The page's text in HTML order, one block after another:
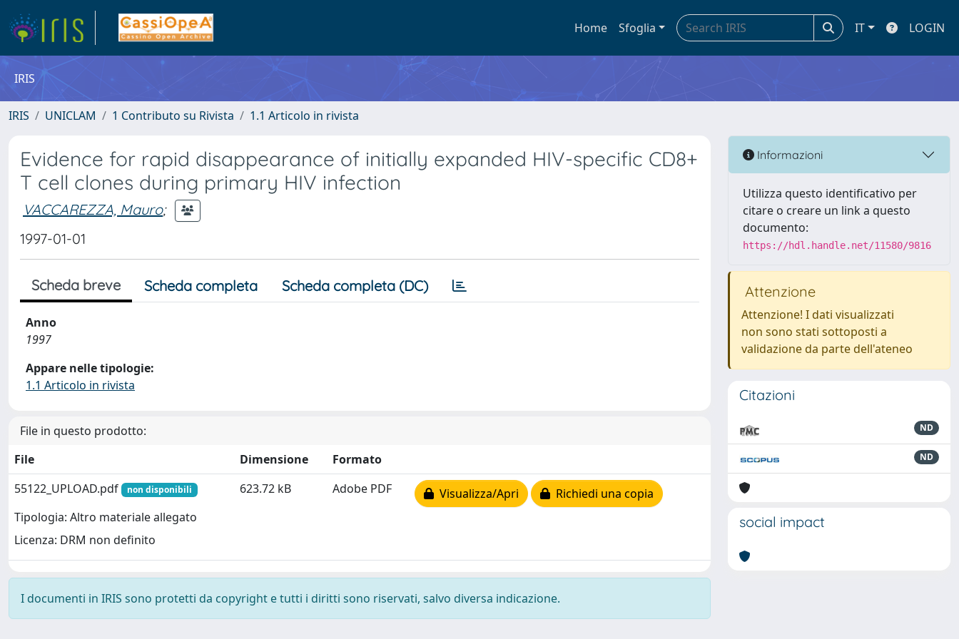
Home Sfoglia IT LOGIN
IRIS
IRIS UNICLAM 1 Contributo su Rivista 1.1 Articolo in rivista
Evidence for rapid disappearance of initially expanded HIV-specific CD8+
T cell clones during primary HIV infection
VACCAREZZA, Mauro;
1997-01-01
Scheda breve Scheda completa Scheda completa (DC)
Anno
1997
Appare nelle tipologie:
1.1 Articolo in rivista
File in questo prodotto:
File
Dimensione
Formato
55122_UPLOAD.pdf
non disponibili
Tipologia: Altro materiale allegato
Licenza: DRM non definito
623.72 kB Adobe PDF Visualizza/Apri Richiedi una copia
I documenti in IRIS sono protetti da copyright e tutti i diritti sono riservati, salvo diversa indicazione.
Informazioni
Utilizza questo identificativo per
citare o creare un link a questo
documento:
https://hdl.handle.net/11580/9816
Attenzione
Attenzione! I dati visualizzati
non sono stati sottoposti a
validazione da parte dell'ateneo
Citazioni
ND
ND
social impact